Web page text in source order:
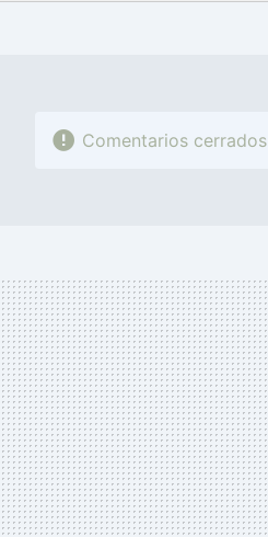
FACEBOOK
TWITTERFLIPBOARD
E-
WHATSAPP
Comentarios cerrados